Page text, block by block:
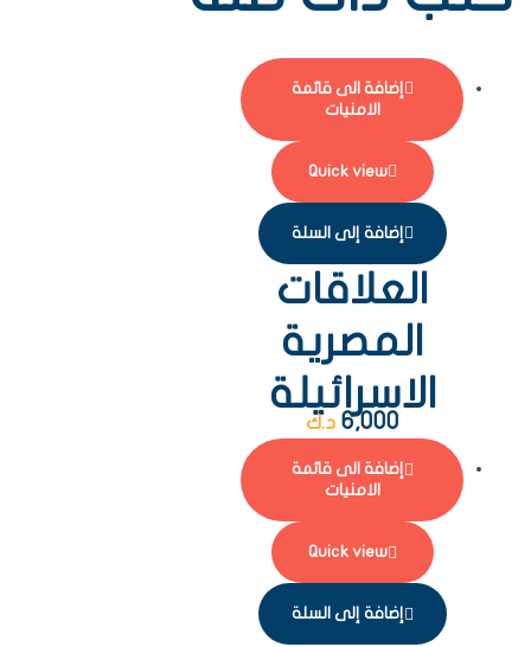
إضافة الى قائمة
الامنيات
Quick view
إضافة إلى السلة
العلاقات
المصرية
الاسرائيلة
6,000 د.ك
إضافة الى قائمة
الامنيات
Quick view
إضافة إلى السلة